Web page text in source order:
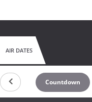
AIR DATES
Countdown